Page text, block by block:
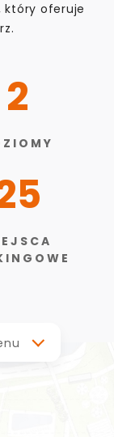
który oferuje
2